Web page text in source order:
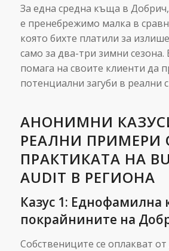
За една средна къща в
е пренебрежимо малка в
която бихте платили за
само за два-три зимни сезона.
помага на своите клиенти да
потенциални загуби в реални
АНОНИМНИ
РЕАЛНИ ПРИМЕРИ
ПРАКТИКАТА НА
AUDIT В РЕГИОНА
Казус 1: Еднофамилна
покрайнините на
Собствениците се оплакват от